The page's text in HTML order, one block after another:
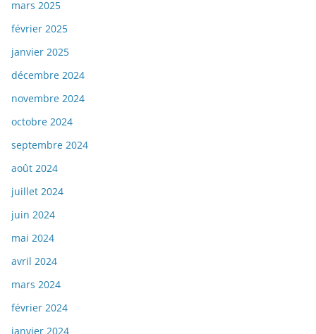
mars 2025
février 2025
janvier 2025
décembre 2024
novembre 2024
octobre 2024
septembre 2024
août 2024
juillet 2024
juin 2024
mai 2024
avril 2024
mars 2024
février 2024
janvier 2024